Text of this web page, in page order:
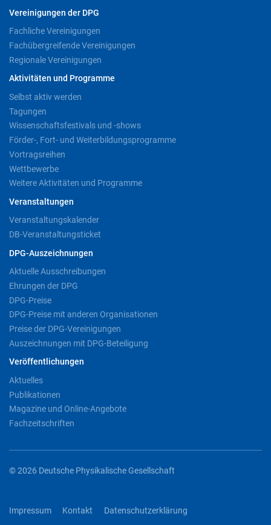
Vereinigungen der DPG
Fachliche Vereinigungen
Fachübergreifende Vereinigungen
Regionale Vereinigungen
Aktivitäten und Programme
Selbst aktiv werden
Tagungen
Wissenschaftsfestivals und -shows
Förder-, Fort- und Weiterbildungsprogramme
Vortragsreihen
Wettbewerbe
Weitere Aktivitäten und Programme
Veranstaltungen
Veranstaltungskalender
DB-Veranstaltungsticket
DPG-Auszeichnungen
Aktuelle Ausschreibungen
Ehrungen der DPG
DPG-Preise
DPG-Preise mit anderen Organisationen
Preise der DPG-Vereinigungen
Auszeichnungen mit DPG-Beteiligung
Veröffentlichungen
Aktuelles
Publikationen
Magazine und Online-Angebote
Fachzeitschriften
© 2026 Deutsche Physikalische Gesellschaft
Impressum Kontakt Datenschutzerklärung